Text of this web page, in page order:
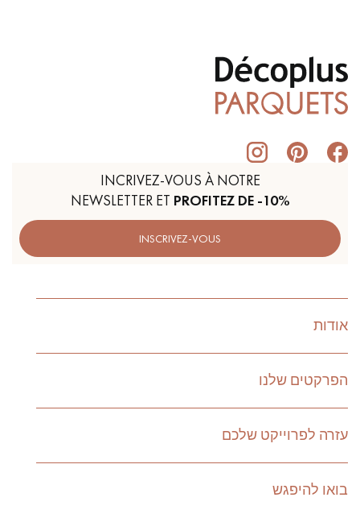
INCRIVEZ-VOUS À NOTRE
NEWSLETTER ET PROFITEZ DE -10%
INSCRIVEZ-VOUS
אודות
הפרקטים שלנו
עזרה לפרוייקט שלכם
בואו להיפגש